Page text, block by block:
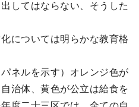
してはならない、そうした
については明らかな教育格
ネルを示す）オレンジ色が
治体、黄色が公立は給食を